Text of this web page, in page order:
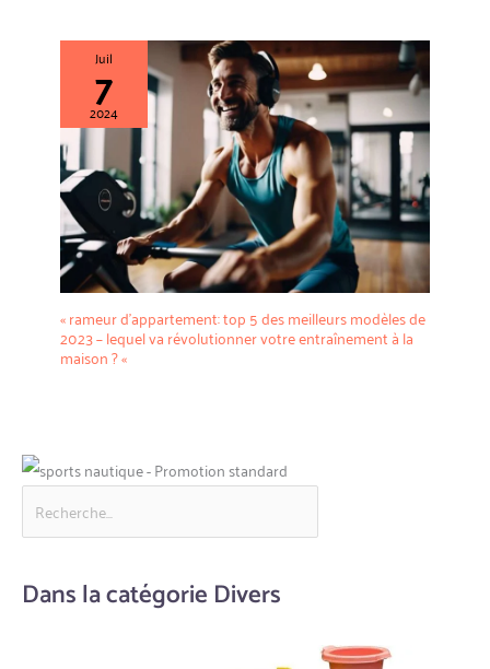
Juil
7
2024
« rameur d’appartement: top 5 des meilleurs modèles de
2023 – lequel va révolutionner votre entraînement à la
maison ? «
Dans la catégorie Divers